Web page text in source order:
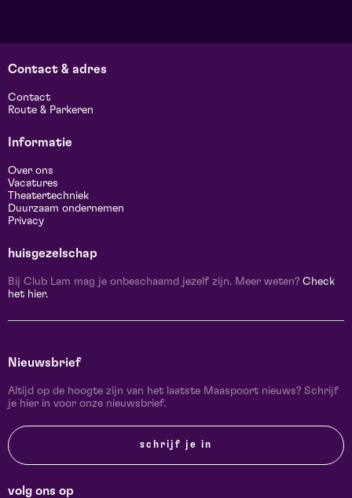
Contact & adres
Contact
Route & Parkeren
Informatie
Over ons
Vacatures
Theatertechniek
Duurzaam ondernemen
Privacy
huisgezelschap
Bij Club Lam mag je onbeschaamd jezelf zijn. Meer weten? Check
het hier.
Nieuwsbrief
Altijd op de hoogte zijn van het laatste Maaspoort nieuws? Schrijf
je hier in voor onze nieuwsbrief.
schrijf je in
volg ons op